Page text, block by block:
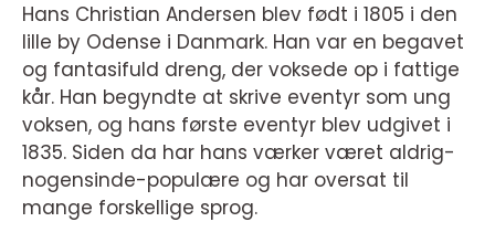
Hans Christian Andersen blev født i 1805 i den
lille by Odense i Danmark. Han var en begavet
og fantasifuld dreng, der voksede op i fattige
kår. Han begyndte at skrive eventyr som ung
voksen, og hans første eventyr blev udgivet i
1835. Siden da har hans værker været aldrig-
nogensinde-populære og har oversat til
mange forskellige sprog.